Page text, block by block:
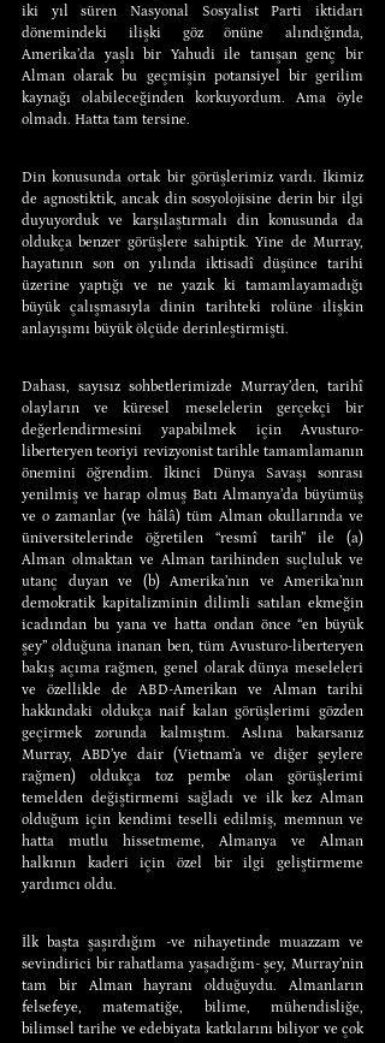
iki yıl süren Nasyonal Sosyalist Parti iktidarı
dönemindeki ilişki göz önüne alındığında,
Amerika’da yaşlı bir Yahudi ile tanışan genç bir
Alman olarak bu geçmişin potansiyel bir gerilim
kaynağı olabileceğinden korkuyordum. Ama öyle
olmadı. Hatta tam tersine.
Din konusunda ortak bir görüşlerimiz vardı. İkimiz
de agnostiktik, ancak din sosyolojisine derin bir ilgi
duyuyorduk ve karşılaştırmalı din konusunda da
oldukça benzer görüşlere sahiptik. Yine de Murray,
hayatının son on yılında iktisadî düşünce tarihi
üzerine yaptığı ve ne yazık ki tamamlayamadığı
büyük çalışmasıyla dinin tarihteki rolüne ilişkin
anlayışımı büyük ölçüde derinleştirmişti.
Dahası, sayısız sohbetlerimizde Murray’den, tarihî
olayların ve küresel meselelerin gerçekçi bir
değerlendirmesini yapabilmek için Avusturo-
liberteryen teoriyi revizyonist tarihle tamamlamanın
önemini öğrendim. İkinci Dünya Savaşı sonrası
yenilmiş ve harap olmuş Batı Almanya’da büyümüş
ve o zamanlar (ve hâlâ) tüm Alman okullarında ve
üniversitelerinde öğretilen “resmî tarih” ile (a)
Alman olmaktan ve Alman tarihinden suçluluk ve
utanç duyan ve (b) Amerika’nın ve Amerika’nın
demokratik kapitalizminin dilimli satılan ekmeğin
icadından bu yana ve hatta ondan önce “en büyük
şey” olduğuna inanan ben, tüm Avusturo-liberteryen
bakış açıma rağmen, genel olarak dünya meseleleri
ve özellikle de ABD-Amerikan ve Alman tarihi
hakkındaki oldukça naif kalan görüşlerimi gözden
geçirmek zorunda kalmıştım. Aslına bakarsanız
Murray, ABD’ye dair (Vietnam’a ve diğer şeylere
rağmen) oldukça toz pembe olan görüşlerimi
temelden değiştirmemi sağladı ve ilk kez Alman
olduğum için kendimi teselli edilmiş, memnun ve
hatta mutlu hissetmeme, Almanya ve Alman
halkının kaderi için özel bir ilgi geliştirmeme
yardımcı oldu.
İlk başta şaşırdığım -ve nihayetinde muazzam ve
sevindirici bir rahatlama yaşadığım- şey, Murray’nin
tam bir Alman hayranı olduğuydu. Almanların
felsefeye, matematiğe, bilime, mühendisliğe,
bilimsel tarihe ve edebiyata katkılarını biliyor ve çok